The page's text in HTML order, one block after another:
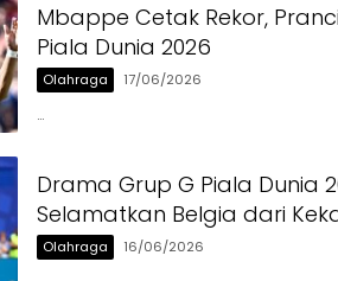
Mbappe Cetak Rekor,
Piala Dunia 2026
Olahraga 17/06/2026
…
Drama Grup G Piala Dunia
Selamatkan Belgia dari
Olahraga 16/06/2026